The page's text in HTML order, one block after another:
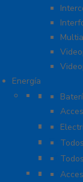
Energía
Cables
Todos
Todos